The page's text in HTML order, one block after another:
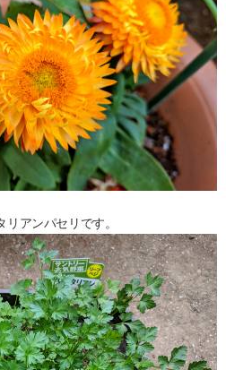
アンパセリです。